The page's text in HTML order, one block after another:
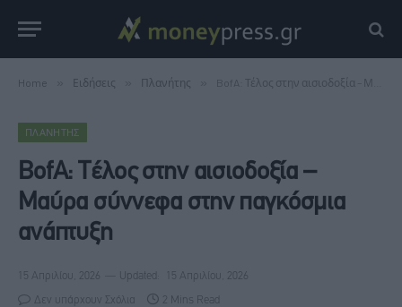
Home Ειδήσεις Πλανήτης BofA: Τέλος στην αισιοδοξία – Μαύρα σύννεφα στην παγκόσμια ανάπτυξη
ΠΛΑΝΉΤΗΣ
BofA: Τέλος στην αισιοδοξία –
Μαύρα σύννεφα στην παγκόσμια
ανάπτυξη
15 Απριλίου, 2026 Updated: 15 Απριλίου, 2026
Δεν υπάρχουν Σχόλια 2 Mins Read